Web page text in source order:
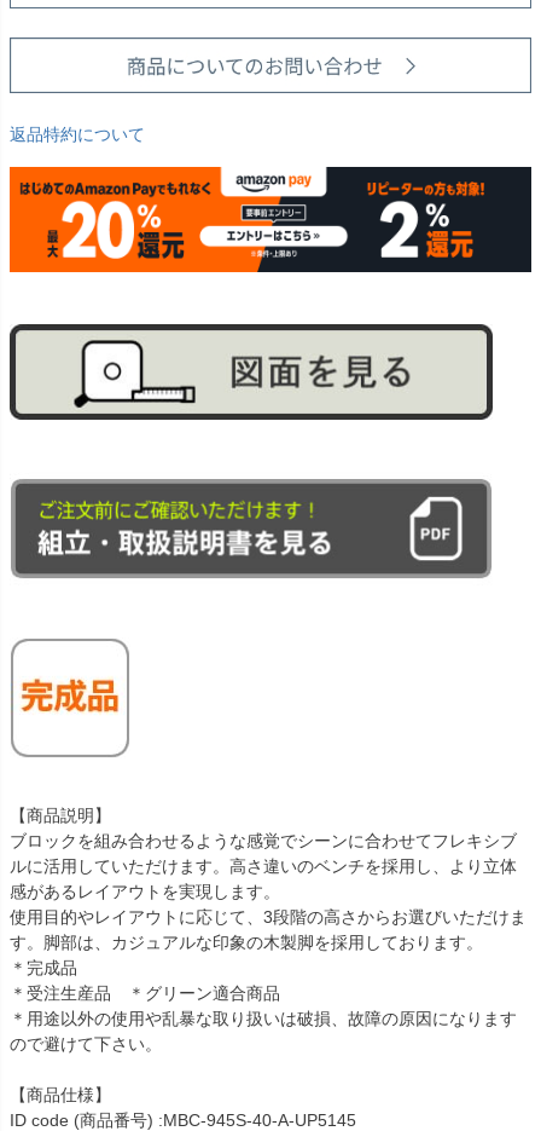
返品特約について
【商品説明】
ブロックを組み合わせるような感覚でシーンに合わせてフレキシブ
ルに活用していただけます。高さ違いのベンチを採用し、より立体
感があるレイアウトを実現します。
使用目的やレイアウトに応じて、3段階の高さからお選びいただけま
す。脚部は、カジュアルな印象の木製脚を採用しております。
＊完成品
＊受注生産品 ＊グリーン適合商品
＊用途以外の使用や乱暴な取り扱いは破損、故障の原因になります
ので避けて下さい。
【商品仕様】
ID code (商品番号) :MBC-945S-40-A-UP5145